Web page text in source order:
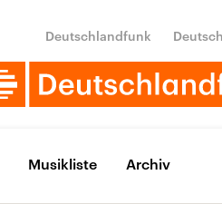
Deutschlandfunk
Musikliste Archiv